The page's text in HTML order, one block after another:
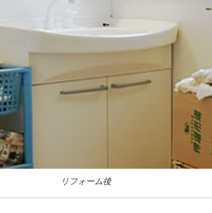
リフォーム後